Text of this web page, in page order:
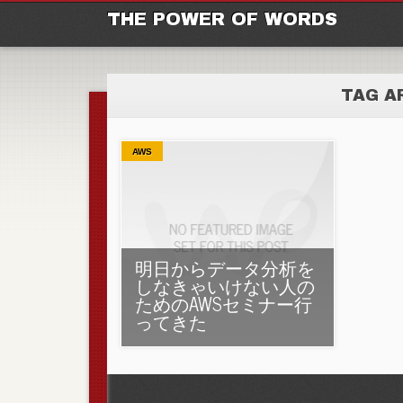
THE POWER OF WORDS
TAG
AWS
明日からデータ分析を
しなきゃいけない人の
ためのAWSセミナー行
ってきた